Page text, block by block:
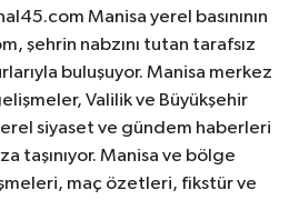
Manisa yerel basınının
şehrin nabzını tutan tarafsız
buluşuyor. Manisa merkez
Valilik ve Büyükşehir
siyaset ve gündem haberleri
taşınıyor. Manisa ve bölge
maç özetleri, fikstür ve